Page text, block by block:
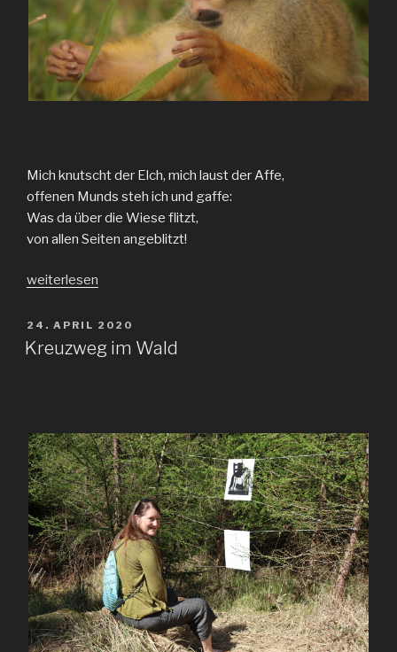
Mich knutscht der Elch, mich laust der Affe,
offenen Munds steh ich und gaffe:
Was da über die Wiese flitzt,
von allen Seiten angeblitzt!
„Affenplanet“
weiterlesen
VERÖFFENTLICHT
AM
24. APRIL 2020
Kreuzweg im Wald